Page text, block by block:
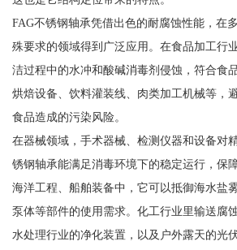
FAG不锈钢轴承凭借出色的耐腐蚀性能，在
殊要求的领域得到广泛应用。在食品加工行
洁过程中的水冲和酸碱消毒剂侵蚀，符合食
烘焙设备、饮料灌装线、肉类加工机械等，
食品造成的污染风险。
在器械领域，手术器械、检测仪器和设备对
锈钢轴承能满足消毒环境下的稳定运行，保
海洋工程、船舶装备中，它可以抵御海水盐
泵体等部件的使用需求。化工行业里输送腐
水处理行业的净化装置，以及户外露天的光